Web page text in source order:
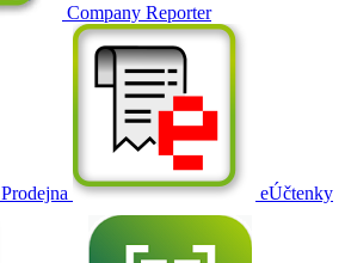
Company Reporter
Prodejna eÚčtenky